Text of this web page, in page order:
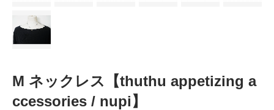
M ネックレス【thuthu appetizing a
ccessories / nupi】